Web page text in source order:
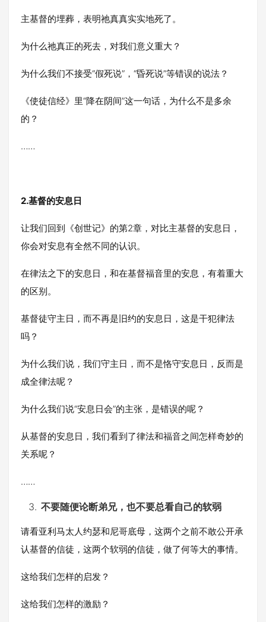
主基督的埋葬，表明祂真真实实地死了。
为什么祂真正的死去，对我们意义重大？
为什么我们不接受“假死说”，“昏死说”等错误的说法？
《使徒信经》里“降在阴间”这一句话，为什么不是多余
的？
……
2.基督的安息日
让我们回到《创世记》的第2章，对比主基督的安息日，
你会对安息有全然不同的认识。
在律法之下的安息日，和在基督福音里的安息，有着重大
的区别。
基督徒守主日，而不再是旧约的安息日，这是干犯律法
吗？
为什么我们说，我们守主日，而不是恪守安息日，反而是
成全律法呢？
为什么我们说“安息日会”的主张，是错误的呢？
从基督的安息日，我们看到了律法和福音之间怎样奇妙的
关系呢？
……
不要随便论断弟兄，也不要总看自己的软弱
请看亚利马太人约瑟和尼哥底母，这两个之前不敢公开承
认基督的信徒，这两个软弱的信徒，做了何等大的事情。
这给我们怎样的启发？
这给我们怎样的激励？